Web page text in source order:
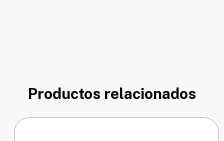
Productos relacionados